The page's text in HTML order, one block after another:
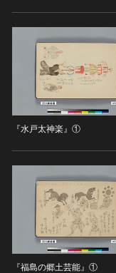
『水戸太神楽』①
『福島の郷土芸能』①
五代十国 [中国
宋 [中国]
元 [中国]
明 [中国]
金属製品類
木簡・木製品
骨角・牙・貝
その他
その他
伝統芸能
能楽
文楽
記念物(天然記
文化財保存技術
地方指定文化財
COPYRIGHT
COPYRIGHT
NO KNOWN
COPYRIGHT
WORK（著作